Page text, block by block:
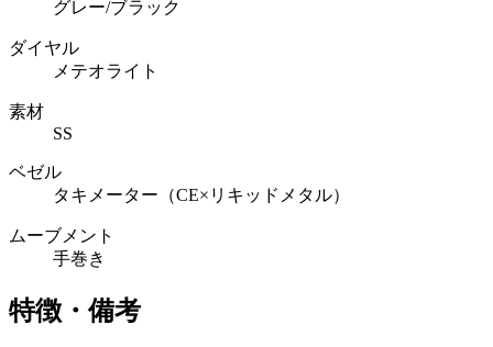
グレー/ブラック
ダイヤル
メテオライト
素材
SS
ベゼル
タキメーター（CE×リキッドメタル）
ムーブメント
手巻き
特徴・備考